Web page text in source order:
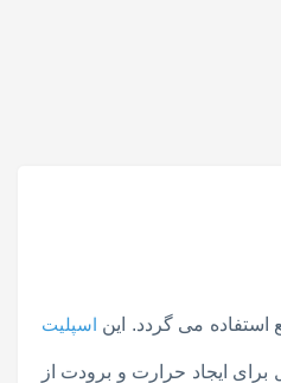
اسپلیت
ایجاد حرارت و برودت از